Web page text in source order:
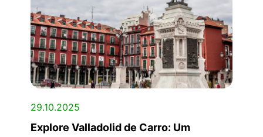
29.10.2025
Explore Valladolid de Carro: Um